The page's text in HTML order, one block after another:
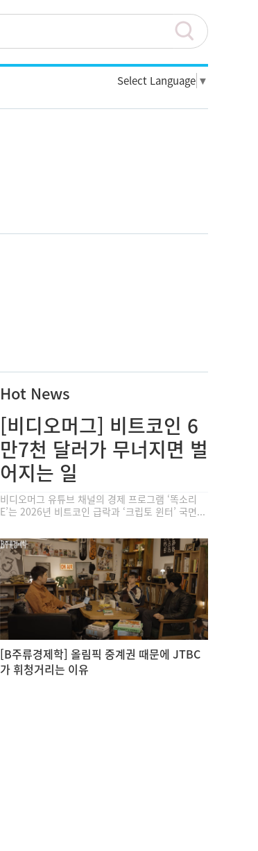
Select Language ▼
Hot News
[비디오머그] 비트코인 6
만7천 달러가 무너지면 벌
어지는 일
비디오머그 유튜브 채널의 경제 프로그램 ‘똑소리
E’는 2026년 비트코인 급락과 ‘크립토 윈터’ 국면...
[B주류경제학] 올림픽 중계권 때문에 JTBC
가 휘청거리는 이유